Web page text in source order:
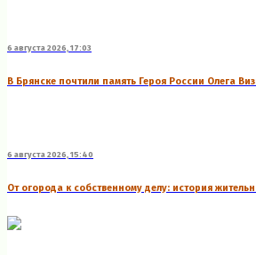
6 августа 2026, 17:03
В Брянске почтили память Героя России Олега
6 августа 2026, 15:40
От огорода к собственному делу: история